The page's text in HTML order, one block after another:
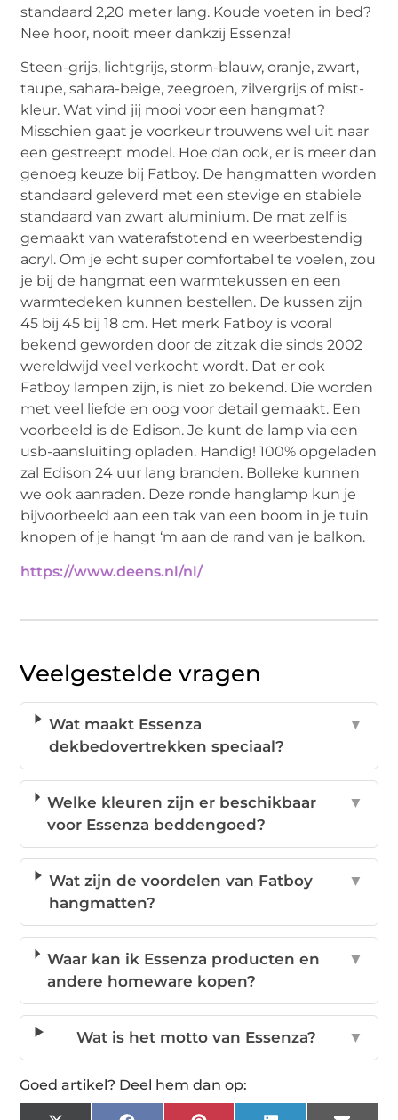
standaard 2,20 meter lang. Koude voeten in bed?
Nee hoor, nooit meer dankzij Essenza!
Steen-grijs, lichtgrijs, storm-blauw, oranje, zwart,
taupe, sahara-beige, zeegroen, zilvergrijs of mist-
kleur. Wat vind jij mooi voor een hangmat?
Misschien gaat je voorkeur trouwens wel uit naar
een gestreept model. Hoe dan ook, er is meer dan
genoeg keuze bij Fatboy. De hangmatten worden
standaard geleverd met een stevige en stabiele
standaard van zwart aluminium. De mat zelf is
gemaakt van waterafstotend en weerbestendig
acryl. Om je echt super comfortabel te voelen, zou
je bij de hangmat een warmtekussen en een
warmtedeken kunnen bestellen. De kussen zijn
45 bij 45 bij 18 cm. Het merk Fatboy is vooral
bekend geworden door de zitzak die sinds 2002
wereldwijd veel verkocht wordt. Dat er ook
Fatboy lampen zijn, is niet zo bekend. Die worden
met veel liefde en oog voor detail gemaakt. Een
voorbeeld is de Edison. Je kunt de lamp via een
usb-aansluiting opladen. Handig! 100% opgeladen
zal Edison 24 uur lang branden. Bolleke kunnen
we ook aanraden. Deze ronde hanglamp kun je
bijvoorbeeld aan een tak van een boom in je tuin
knopen of je hangt ‘m aan de rand van je balkon.
https://www.deens.nl/nl/
Veelgestelde vragen
Wat maakt Essenza
dekbedovertrekken speciaal?
▼
Welke kleuren zijn er beschikbaar
voor Essenza beddengoed?
▼
Wat zijn de voordelen van Fatboy
hangmatten?
▼
Waar kan ik Essenza producten en
andere homeware kopen?
▼
Wat is het motto van Essenza? ▼
Goed artikel? Deel hem dan op: